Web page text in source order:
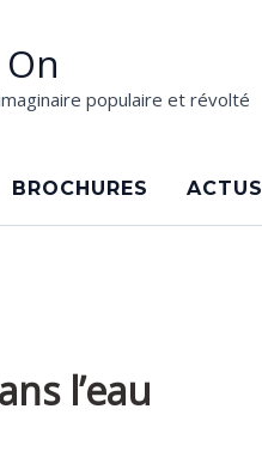
populaire et révolté
BROCHURES ACTUS
l’eau